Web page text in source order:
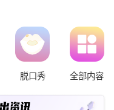
脱口秀 全部内容